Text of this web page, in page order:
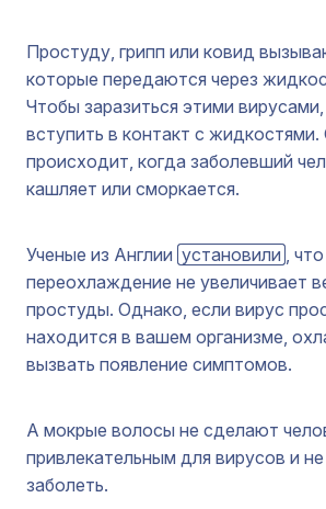
Простуду, грипп или ковид
которые передаются через
Чтобы заразиться этими
вступить в контакт с
происходит, когда заболевший
кашляет или сморкается.
Ученые из Англии установили , что
переохлаждение не увеличивает
простуды. Однако, если вирус
находится в вашем организме,
вызвать появление симптомов.
А мокрые волосы не сделают
привлекательным для вирусов и
заболеть.